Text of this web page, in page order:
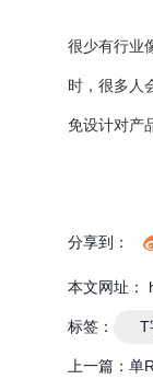
很少有行业
时，很多人
免设计对产
分享到：
本文网址：
标签： T
上一篇： 单